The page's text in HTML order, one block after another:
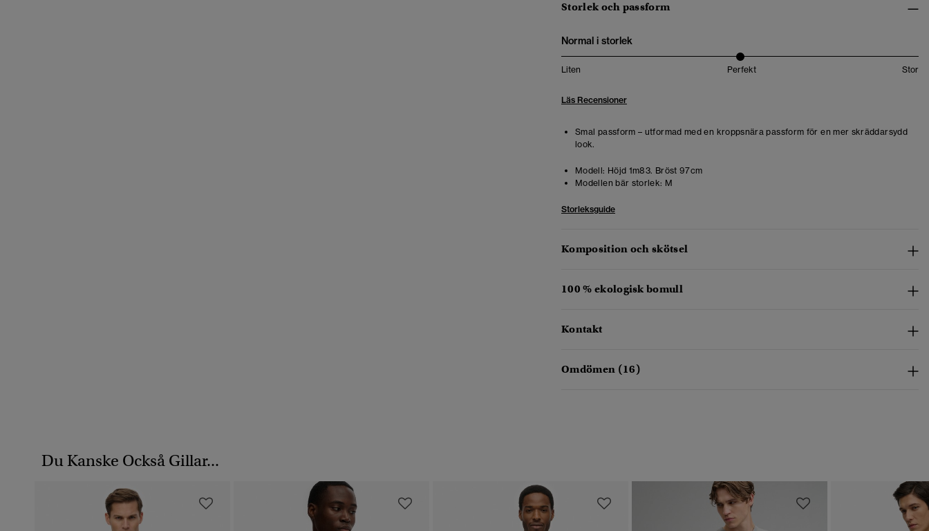
Storlek och passform
Normal i storlek
Liten Perfekt Stor
Läs Recensioner
Smal passform – utformad med en kroppsnära passform för en mer skräddarsydd
look.
Modell: Höjd 1m83. Bröst 97cm
Modellen bär storlek: M
Storleksguide
Komposition och skötsel
100 % ekologisk bomull
Kontakt
Omdömen (16)
Du Kanske Också Gillar...